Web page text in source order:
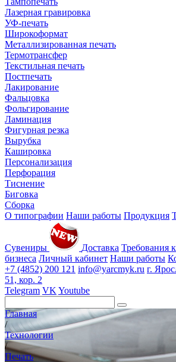
Лазерная гравировка
УФ-печать
Широкоформат
Металлизированная печать
Термотрансфер
Текстильная печать
Постпечать
Лакирование
Фальцовка
Фольгирование
Ламинация
Фигурная резка
Вырубка
Кашировка
Персонализация
Перфорация
Тиснение
Биговка
Сборка
О типографии Наши работы Продукция
Сувениры Доставка Требования
бизнеса Личный кабинет Наши работы
+7 (4852) 200 121 info@yarcmyk.ru г.
51, кор. 2
Telegram VK Youtube
Главная
/
Технологии
/
Печать